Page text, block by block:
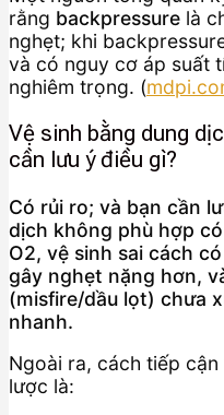
rằng backpressure là
nghẹt; khi
và có nguy cơ áp suất
nghiêm trọng. (
Vệ sinh bằng dung
cần lưu ý điều gì?
Có rủi ro; và bạn cần
dịch không phù hợp
O2, vệ sinh sai cách
gây nghẹt nặng hơn,
(misfire/dầu lọt) chưa
nhanh.
Ngoài ra, cách tiếp cận
lược là: